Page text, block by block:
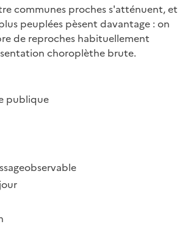
communes proches s'atténuent, et
peuplées pèsent davantage : on
de reproches habituellement
choroplèthe brute.
publique
observable